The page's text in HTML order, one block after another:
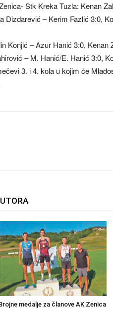
Stk Kreka Tuzla: Kenan
Dizdarević – Kerim Fazlić 3:0,
Konjić – Azur Hanić 3:0, Kenan
– M. Hanić/E. Hanić 3:0,
3. i 4. kola u kojim će
medalje za članove AK Zenica